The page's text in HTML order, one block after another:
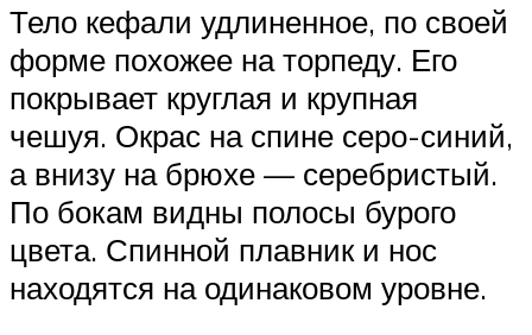
Тело кефали удлиненное, по своей
форме похожее на торпеду. Его
покрывает круглая и крупная
чешуя. Окрас на спине серо-синий,
а внизу на брюхе — серебристый.
По бокам видны полосы бурого
цвета. Спинной плавник и нос
находятся на одинаковом уровне.